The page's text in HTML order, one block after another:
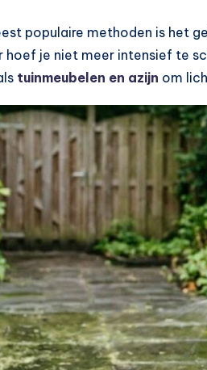
populaire methoden is het
hoef je niet meer intensief te
tuinmeubelen en azijn om